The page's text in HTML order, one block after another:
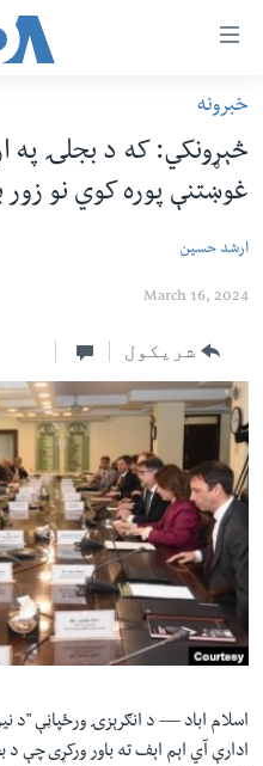
لاس
لینک
دلته
وړاندې
جُزیاتو
مخکې
مرکزي
لټون
واوړئ
دلته
مخکې
مرکزي
لټون
واوړئ
د سېمې خبرونه
پښتونخوا
بلوچستانټاکنې
امریکا
نړۍ
افغانستان
داعش او تندروي
ټې وي
دروغ ریښتیا
اداریه
Learning English
خبرونه
څېړونکي: که د بجلۍ په
غوښتنې پوره کوي نو زور
ارشد حسین
March 16, 2024
شریکول
اسلام اباد — د انګرېزۍ ورځپاڼې "د
ادارې آي اېم اېف ته باور ورکړی چې د